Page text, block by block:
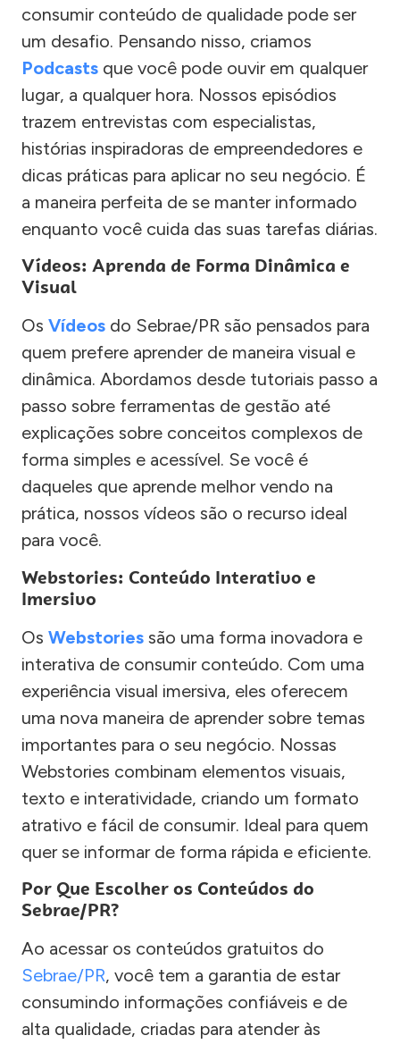
consumir conteúdo de qualidade pode ser
um desafio. Pensando nisso, criamos
Podcasts que você pode ouvir em qualquer
lugar, a qualquer hora. Nossos episódios
trazem entrevistas com especialistas,
histórias inspiradoras de empreendedores e
dicas práticas para aplicar no seu negócio. É
a maneira perfeita de se manter informado
enquanto você cuida das suas tarefas diárias.
Vídeos: Aprenda de Forma Dinâmica e
Visual
Os Vídeos do Sebrae/PR são pensados para
quem prefere aprender de maneira visual e
dinâmica. Abordamos desde tutoriais passo a
passo sobre ferramentas de gestão até
explicações sobre conceitos complexos de
forma simples e acessível. Se você é
daqueles que aprende melhor vendo na
prática, nossos vídeos são o recurso ideal
para você.
Webstories: Conteúdo Interativo e
Imersivo
Os Webstories são uma forma inovadora e
interativa de consumir conteúdo. Com uma
experiência visual imersiva, eles oferecem
uma nova maneira de aprender sobre temas
importantes para o seu negócio. Nossas
Webstories combinam elementos visuais,
texto e interatividade, criando um formato
atrativo e fácil de consumir. Ideal para quem
quer se informar de forma rápida e eficiente.
Por Que Escolher os Conteúdos do
Sebrae/PR?
Ao acessar os conteúdos gratuitos do
Sebrae/PR, você tem a garantia de estar
consumindo informações confiáveis e de
alta qualidade, criadas para atender às